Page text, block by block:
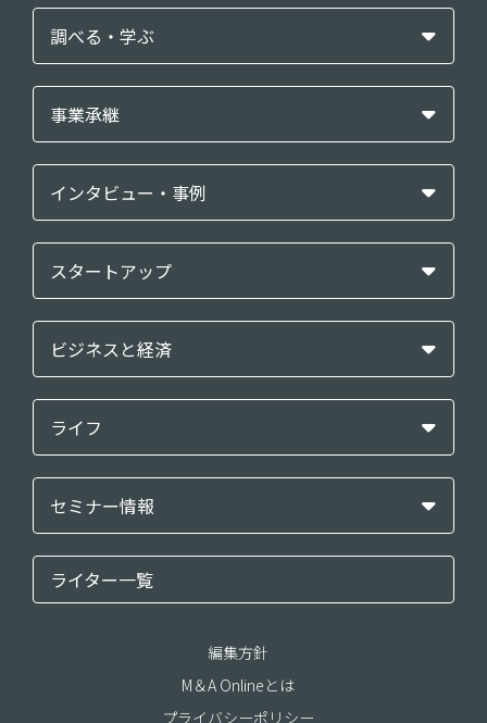
調べる・学ぶ
事業承継
インタビュー・事例
スタートアップ
ビジネスと経済
ライフ
セミナー情報
ライター一覧
編集方針
M＆A Onlineとは
プライバシーポリシー